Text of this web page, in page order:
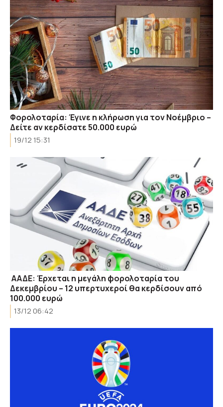
Φορολοταρία: Έγινε η κλήρωση για τον Νοέμβριο –
Δείτε αν κερδίσατε 50.000 ευρώ
19/12 15:31
ΑΑΔΕ: Έρχεται η μεγάλη φορολοταρία του
Δεκεμβρίου – 12 υπερτυχεροί θα κερδίσουν από
100.000 ευρώ
13/12 06:42